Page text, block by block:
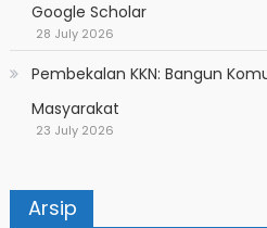
Google Scholar
28 July 2026
Pembekalan KKN: Bangun
Masyarakat
23 July 2026
Arsip